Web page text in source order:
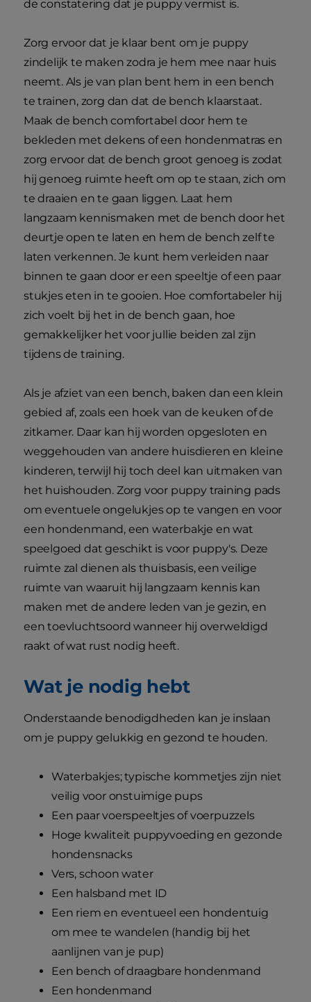
de constatering dat je puppy vermist is.
Zorg ervoor dat je klaar bent om je puppy
zindelijk te maken zodra je hem mee naar huis
neemt. Als je van plan bent hem in een bench
te trainen, zorg dan dat de bench klaarstaat.
Maak de bench comfortabel door hem te
bekleden met dekens of een hondenmatras en
zorg ervoor dat de bench groot genoeg is zodat
hij genoeg ruimte heeft om op te staan, zich om
te draaien en te gaan liggen. Laat hem
langzaam kennismaken met de bench door het
deurtje open te laten en hem de bench zelf te
laten verkennen. Je kunt hem verleiden naar
binnen te gaan door er een speeltje of een paar
stukjes eten in te gooien. Hoe comfortabeler hij
zich voelt bij het in de bench gaan, hoe
gemakkelijker het voor jullie beiden zal zijn
tijdens de training.
Als je afziet van een bench, baken dan een klein
gebied af, zoals een hoek van de keuken of de
zitkamer. Daar kan hij worden opgesloten en
weggehouden van andere huisdieren en kleine
kinderen, terwijl hij toch deel kan uitmaken van
het huishouden. Zorg voor puppy training pads
om eventuele ongelukjes op te vangen en voor
een hondenmand, een waterbakje en wat
speelgoed dat geschikt is voor puppy's. Deze
ruimte zal dienen als thuisbasis, een veilige
ruimte van waaruit hij langzaam kennis kan
maken met de andere leden van je gezin, en
een toevluchtsoord wanneer hij overweldigd
raakt of wat rust nodig heeft.
Wat je nodig hebt
Onderstaande benodigdheden kan je inslaan
om je puppy gelukkig en gezond te houden.
Waterbakjes; typische kommetjes zijn niet
veilig voor onstuimige pups
Een paar voerspeeltjes of voerpuzzels
Hoge kwaliteit puppyvoeding en gezonde
hondensnacks
Vers, schoon water
Een halsband met ID
Een riem en eventueel een hondentuig
om mee te wandelen (handig bij het
aanlijnen van je pup)
Een bench of draagbare hondenmand
Een hondenmand